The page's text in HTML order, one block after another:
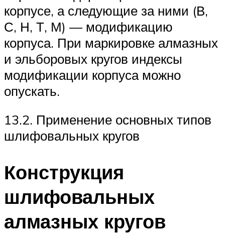
корпусе, а следующие за ними (В,
С, Н, Т, М) — модификацию
корпуса. При маркировке алмазных
и эльборовых кругов индексы
модификации корпуса можно
опускать.
13.2. Применение основных типов
шлифовальных кругов
Конструкция
шлифовальных
алмазных кругов